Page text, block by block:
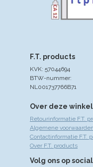
Over deze winkel
Retourinformatie F.T.
Algemene
Contactinformatie F.T.
Over F.T. products
Volg ons op
F.T. products
KVK: 57044694
BTW-nummer:
NL001737766B71